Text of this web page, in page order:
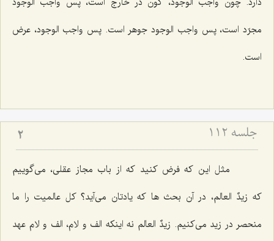
مجرّد است، پس واجب الوجود جوهر است. پس واجب الوجود، عرض
است.
جلسه ۱۱۲ 2
مثل این كه فرض كنید كه از باب مجاز عقلى، مى‌گوییم
كه زیدٌ العالم، در آن بحث ها كه یادتان مى‌آید؟ كل عالمیت را ما
منحصر در زید مى‌كنیم. زیدٌ العالم نه اینكه الف و لام، الف و لام عهد